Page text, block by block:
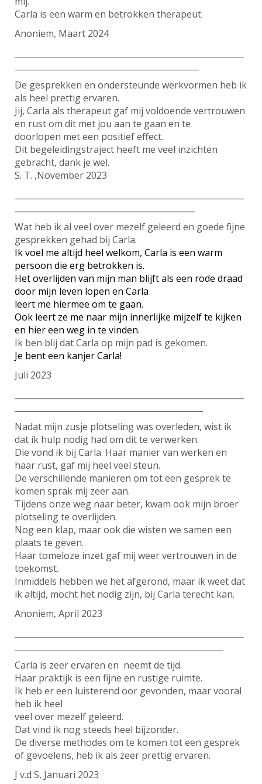
Carla is een warm en betrokken therapeut.
Anoniem, Maart 2024
De gesprekken en ondersteunde werkvormen heb ik
als heel prettig ervaren.
Jij, Carla als therapeut gaf mij voldoende vertrouwen
en rust om dit met jou aan te gaan en te
doorlopen met een positief effect.
Dit begeleidingstraject heeft me veel inzichten
gebracht, dank je wel.
S. T. ,November 2023
Wat heb ik al veel over mezelf geleerd en goede fijne
gesprekken gehad bij Carla.
Ik voel me altijd heel welkom, Carla is een warm
persoon die erg betrokken is.
Het overlijden van mijn man blijft als een rode draad
door mijn leven lopen en Carla
leert me hiermee om te gaan.
Ook leert ze me naar mijn innerlijke mijzelf te kijken
en hier een weg in te vinden.
Ik ben blij dat Carla op mijn pad is gekomen.
Je bent een kanjer Carla!
Juli 2023
Nadat mijn zusje plotseling was overleden, wist ik
dat ik hulp nodig had om dit te verwerken.
Die vond ik bij Carla. Haar manier van werken en
haar rust, gaf mij heel veel steun.
De verschillende manieren om tot een gesprek te
komen sprak mij zeer aan.
Tijdens onze weg naar beter, kwam ook mijn broer
plotseling te overlijden.
Nog een klap, maar ook die wisten we samen een
plaats te geven.
Haar tomeloze inzet gaf mij weer vertrouwen in de
toekomst.
Inmiddels hebben we het afgerond, maar ik weet dat
ik altijd, mocht het nodig zijn, bij Carla terecht kan.
Anoniem, April 2023
Carla is zeer ervaren en neemt de tijd.
Haar praktijk is een fijne en rustige ruimte.
Ik heb er een luisterend oor gevonden, maar vooral
heb ik heel
veel over mezelf geleerd.
Dat vind ik nog steeds heel bijzonder.
De diverse methodes om te komen tot een gesprek
of gevoelens, heb ik als zeer prettig ervaren.
J v.d S, Januari 2023